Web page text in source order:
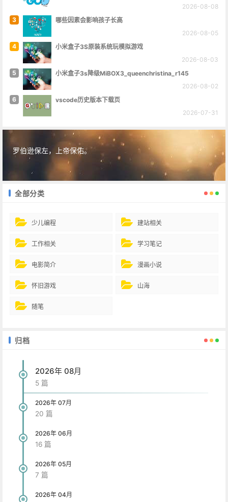
2026-08-08
3
哪些因素会影响孩子长高
2026-08-05
4
小米盒子3S原装系统玩模拟游戏
2026-08-03
5
小米盒子3s降级MiBOX3_queenchristina_r145
2026-08-02
6
vscode历史版本下载页
2026-07-31
罗伯逊保左，上帝保佑。
全部分类
少儿编程 建站相关
工作相关 学习笔记
电影简介 漫画小说
怀旧游戏 山海
随笔
归档
2026年 08月
5 篇
2026年 07月
20 篇
2026年 06月
16 篇
2026年 05月
7 篇
2026年 04月